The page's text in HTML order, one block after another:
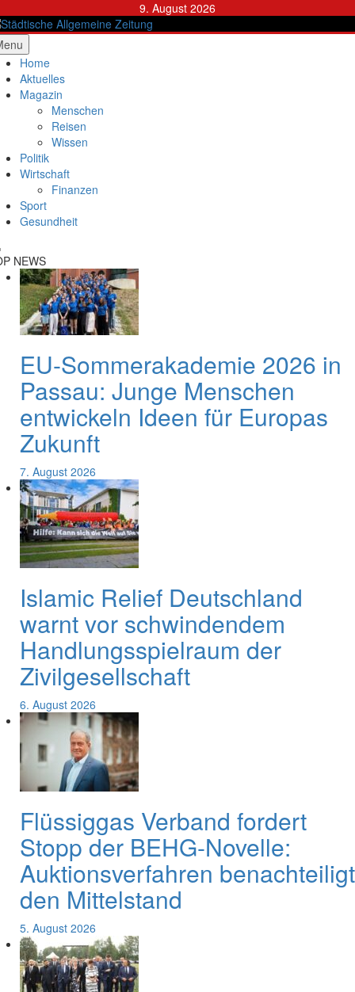
to
content
9. August 2026
Allgemeine Zeitung
Home
Aktuelles
Magazin
Menschen
Reisen
Wissen
Politik
Wirtschaft
Finanzen
Sport
Gesundheit
NEWS
EU-Sommerakademie 2026 in
Passau: Junge Menschen
entwickeln Ideen für Europas
Zukunft
7. August 2026
Islamic Relief Deutschland
warnt vor schwindendem
Handlungsspielraum der
Zivilgesellschaft
6. August 2026
Flüssiggas Verband fordert
Stopp der BEHG-Novelle:
Auktionsverfahren benachteiligt
den Mittelstand
5. August 2026